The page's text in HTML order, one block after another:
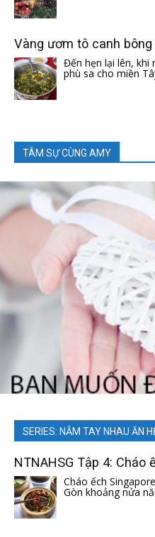
Vàng ươm tô canh
Đến hẹn lại lên, khi
phù sa cho miền
TÂM SỰ CÙNG AMY
SERIES: NẮM TAY NHAU ĂN
NTNAHSG Tập 4: Cháo
Cháo ếch
Gòn khoảng nửa